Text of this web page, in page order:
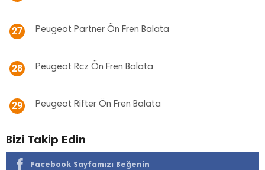
27 Peugeot Partner Ön Fren Balata
28 Peugeot Rcz Ön Fren Balata
29 Peugeot Rifter Ön Fren Balata
Bizi Takip Edin
Facebook Sayfamızı Beğenin